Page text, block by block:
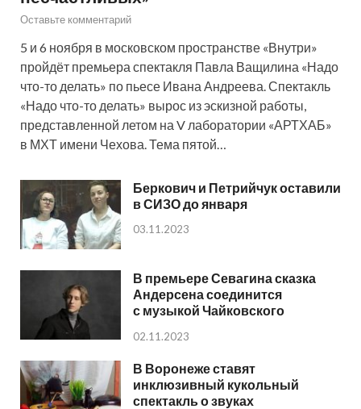
Оставьте комментарий
5 и 6 ноября в московском пространстве «Внутри»
пройдёт премьера спектакля Павла Ващилина «Надо
что-то делать» по пьесе Ивана Андреева. Спектакль
«Надо что-то делать» вырос из эскизной работы,
представленной летом на V лаборатории «АРТХАБ»
в МХТ имени Чехова. Тема пятой…
Беркович и Петрийчук оставили
в СИЗО до января
03.11.2023
В премьере Севагина сказка
Андерсена соединится
с музыкой Чайковского
02.11.2023
В Воронеже ставят
инклюзивный кукольный
спектакль о звуках